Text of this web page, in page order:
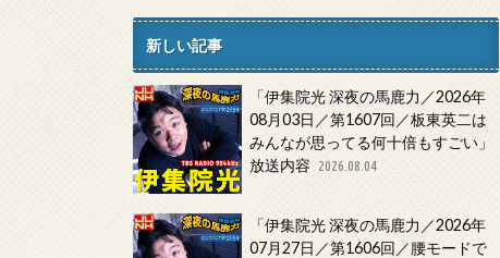
新しい記事
「伊集院光 深夜の馬鹿力／2026年
08月03日／第1607回／板東英二は
みんなが思ってる何十倍もすごい」
放送内容
2026.08.04
「伊集院光 深夜の馬鹿力／2026年
07月27日／第1606回／腰モードで